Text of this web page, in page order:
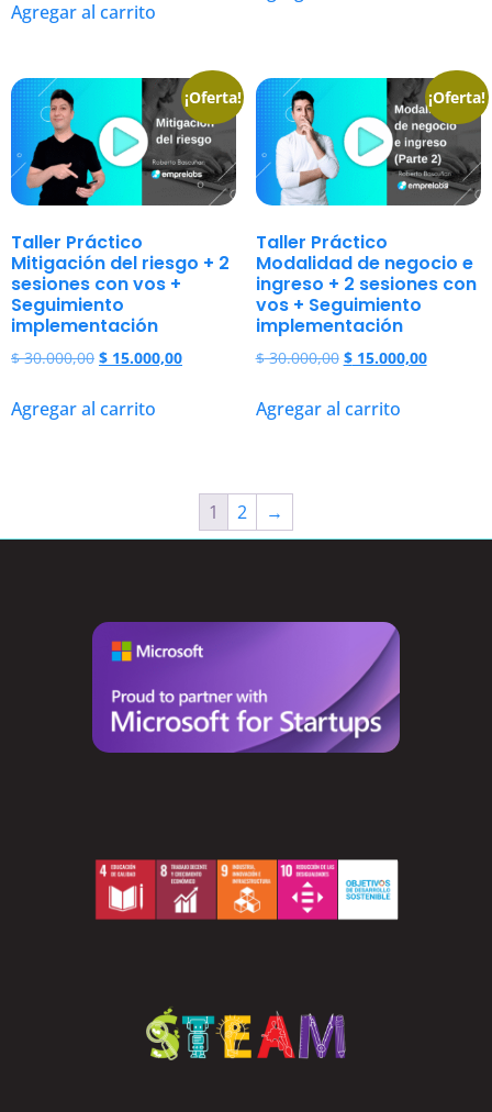
Agregar al carrito
¡Oferta!
Taller Práctico
Mitigación del riesgo + 2
sesiones con vos +
Seguimiento
implementación
$30.000,00 $ 15.000,00
Agregar al carrito
¡Oferta!
Taller Práctico
Modalidad de negocio e
ingreso + 2 sesiones con
vos + Seguimiento
implementación
$30.000,00 $15.000,00
Agregar al carrito
1 2 →